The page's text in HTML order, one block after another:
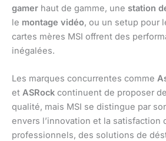
gamer haut de gamme, une station
le montage vidéo, ou un setup pour
cartes mères MSI offrent des
inégalées.
Les marques concurrentes comme
et ASRock continuent de proposer
qualité, mais MSI se distingue par
envers l’innovation et la satisfaction
professionnels, des solutions de